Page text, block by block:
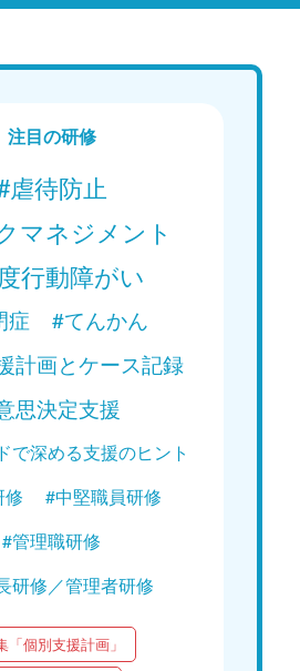
注目の研修
虐待防止
マネジメント
行動障がい
症
#てんかん
計画とケース記録
思決定支援
で深める支援のヒント
修
#中堅職員研修
#管理職研修
研修／管理者研修
「個別支援計画」